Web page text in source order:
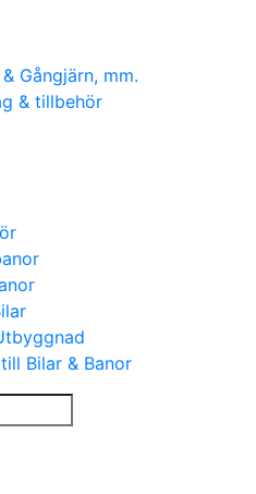
Gångjärn, mm.
& tillbehör
Bilar & Banor